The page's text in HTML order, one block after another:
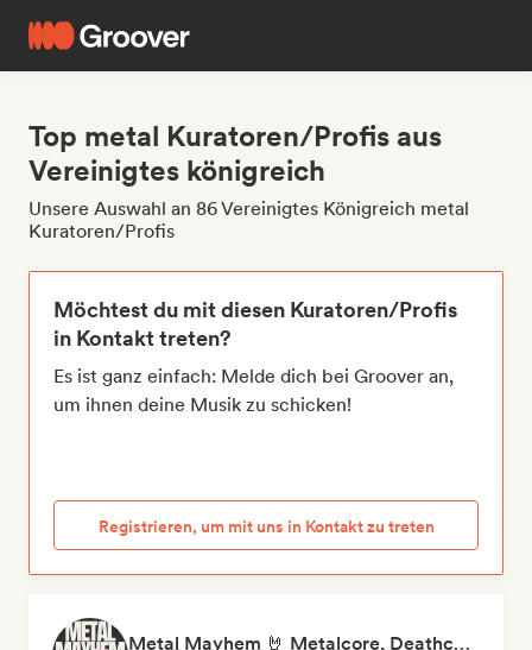
Top metal Kuratoren/Profis aus
Vereinigtes königreich
Unsere Auswahl an 86 Vereinigtes Königreich metal
Kuratoren/Profis
Möchtest du mit diesen Kuratoren/Profis
in Kontakt treten?
Es ist ganz einfach: Melde dich bei Groover an,
um ihnen deine Musik zu schicken!
Registrieren, um mit uns in Kontakt zu treten
Metal Mayhem 🤘 Metalcore, Deathcore & Progressive Metal